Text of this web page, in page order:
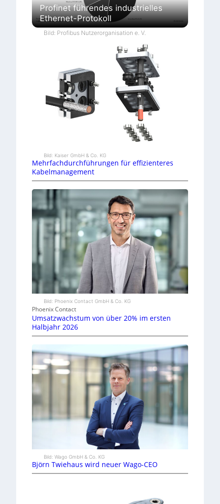
Profinet führendes industrielles
Ethernet-Protokoll
Bild: Profibus Nutzerorganisation e. V.
Bild: Kaiser GmbH & Co. KG
Mehrfachdurchführungen für effizienteres
Kabelmanagement
Bild: Phoenix Contact GmbH & Co. KG
Phoenix Contact
Umsatzwachstum von über 20% im ersten
Halbjahr 2026
Bild: Wago GmbH & Co. KG
Björn Twiehaus wird neuer Wago-CEO